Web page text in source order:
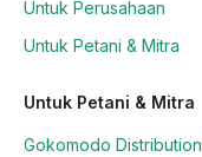
Untuk Perusahaan
Untuk Petani & Mitra
Untuk Petani & Mitra
Gokomodo